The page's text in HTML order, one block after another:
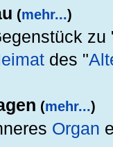
(mehr...)
zu
des "
(mehr...)
Organ